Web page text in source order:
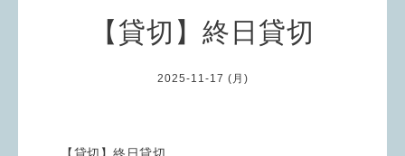
【貸切】終日貸切
2025-11-17 (月)